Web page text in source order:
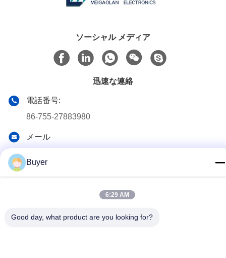
ソーシャル メディア
迅速な連絡
電話番号:
86-755-27883980
メール
アドレス
Buyer
6:29 AM
Good day, what product are you looking for?